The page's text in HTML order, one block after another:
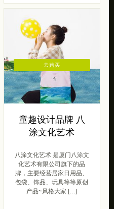
童趣设计品牌 八
涂文化艺术
八涂文化艺术 是厦门八涂文
化艺术有限公司旗下的品
牌，主要经营居家日用品、
包袋、饰品、玩具等等原创
产品~风格大家 […]
去购买